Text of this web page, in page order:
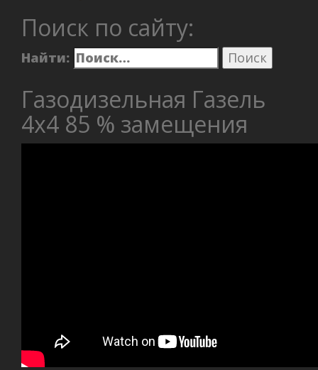
Поиск по сайту:
Найти:
Газодизельная Газель
4х4 85 % замещения